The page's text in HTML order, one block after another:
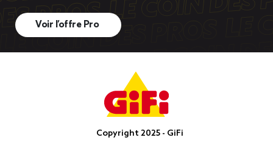
Voir l’offre Pro
Copyright 2025 - GiFi